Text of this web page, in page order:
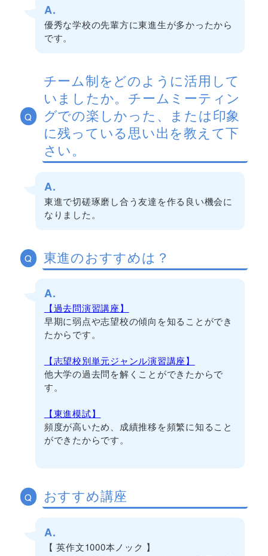
A.
優秀な学校の先輩方に東進生が多かったから
です。
Q
チーム制をどのように活用して
いましたか。チームミーティン
グでの楽しかった、または印象
に残っている思い出を教えて下
さい。
A.
東進で切磋琢磨し合う友達を作る良い機会に
なりました。
Q 東進のおすすめは？
A.
【過去問演習講座】
早期に弱点や志望校の傾向を知ることができ
たからです。
【志望校別単元ジャンル演習講座】
他大学の過去問を解くことができたからで
す。
【東進模試】
頻度が高いため、成績推移を頻繁に知ること
ができたからです。
Q おすすめ講座
A.
【 英作文1000本ノック 】